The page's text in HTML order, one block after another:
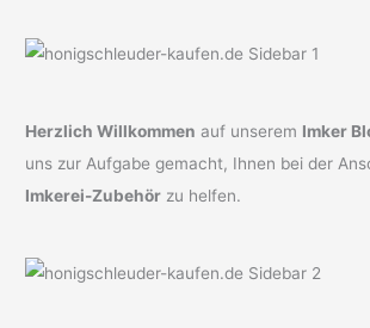
Herzlich Willkommen auf unserem Imker
uns zur Aufgabe gemacht, Ihnen bei der
Imkerei-Zubehör zu helfen.